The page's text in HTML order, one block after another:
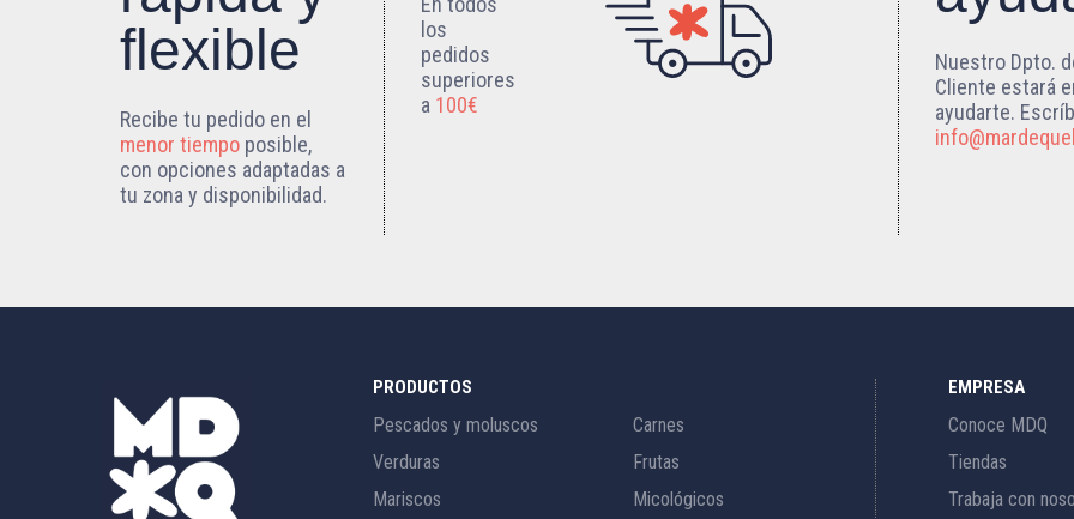
flexible
Recibe tu pedido en el
menor tiempo posible,
con opciones adaptadas a
tu zona y disponibilidad.
los
pedidos
superiores
a 100€
Nuestro Dpto.
Cliente estará
ayudarte.
PRODUCTOS
Pescados y moluscos
Verduras
Mariscos
Carnes
Frutas
Micológicos
EMPRESA
Conoce MDQ
Tiendas
Trabaja con